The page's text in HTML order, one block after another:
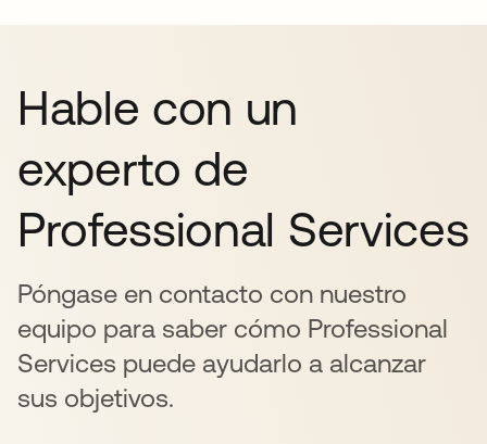
Hable con un
experto de
Professional Services
Póngase en contacto con nuestro
equipo para saber cómo Professional
Services puede ayudarlo a alcanzar
sus objetivos.